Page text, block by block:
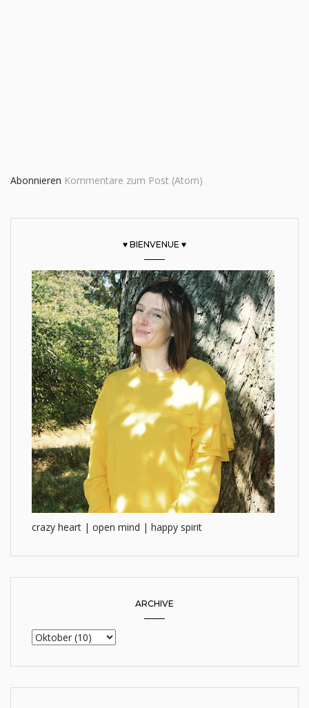
Abonnieren Kommentare zum Post (Atom)
♥ BIENVENUE ♥
crazy heart | open mind | happy spirit
ARCHIVE